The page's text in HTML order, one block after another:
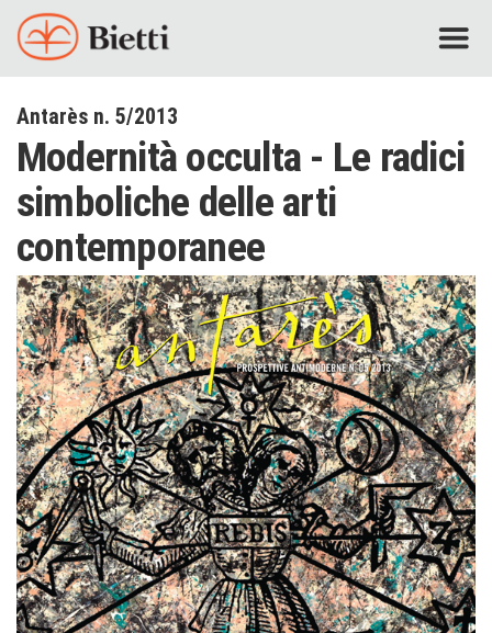
Antarès n. 5/2013
Modernità occulta - Le radici
simboliche delle arti
contemporanee